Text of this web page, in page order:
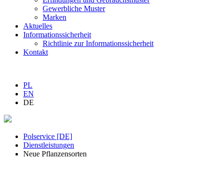
Gewerbliche Muster
Marken
Aktuelles
Informationssicherheit
Richtlinie zur Informationssicherheit
Kontakt
PL
EN
DE
Polservice [DE]
Dienstleistungen
Neue Pflanzensorten